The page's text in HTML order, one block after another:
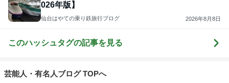
026年版】
仙台はやての乗り鉄旅行ブログ 2026年8月8日
このハッシュタグの記事を見る
芸能人・有名人ブログ TOPへ